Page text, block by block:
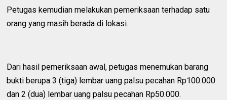
Petugas kemudian melakukan pemeriksaan terhadap satu
orang yang masih berada di lokasi.
Dari hasil pemeriksaan awal, petugas menemukan barang
bukti berupa 3 (tiga) lembar uang palsu pecahan Rp100.000
dan 2 (dua) lembar uang palsu pecahan Rp50.000.